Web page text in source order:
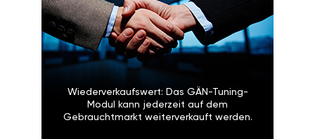
Wiederverkaufswert: Das GÄN-Tuning-
Modul kann jederzeit auf dem
Gebrauchtmarkt weiterverkauft werden.